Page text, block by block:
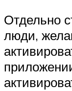
Отдельно
люди,